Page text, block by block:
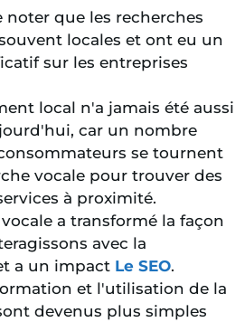
noter que les recherches
locales et ont eu un
sur les entreprises
local n'a jamais été aussi
car un nombre
se tournent
vocale pour trouver des
à proximité.
a transformé la façon
avec la
a un impact Le SEO.
et l'utilisation de la
devenus plus simples